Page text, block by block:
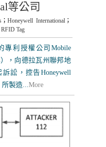
等公司
；Honeywell International；
RFID Tag
專利授權公司Mobile
，向德拉瓦州聯邦地
訟，控告Honeywell
所製造...More